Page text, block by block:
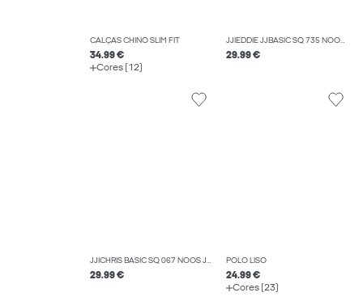
CALÇAS CHINO SLIM FIT
34.99 €
Cores (12)
JJIEDDIE JJBASIC SQ 735 NOOS JEANS LOOSE FIT
29.99 €
JJICHRIS BASIC SQ 067 NOOS JEANS RELAXED FIT
29.99 €
POLO LISO
24.99 €
Cores (23)